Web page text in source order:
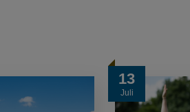
13
Juli